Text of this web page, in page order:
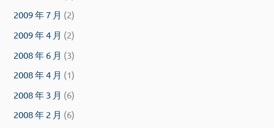
2009 年 7 月 (2)
2009 年 4 月 (2)
2008 年 6 月 (3)
2008 年 4 月 (1)
2008 年 3 月 (6)
2008 年 2 月 (6)